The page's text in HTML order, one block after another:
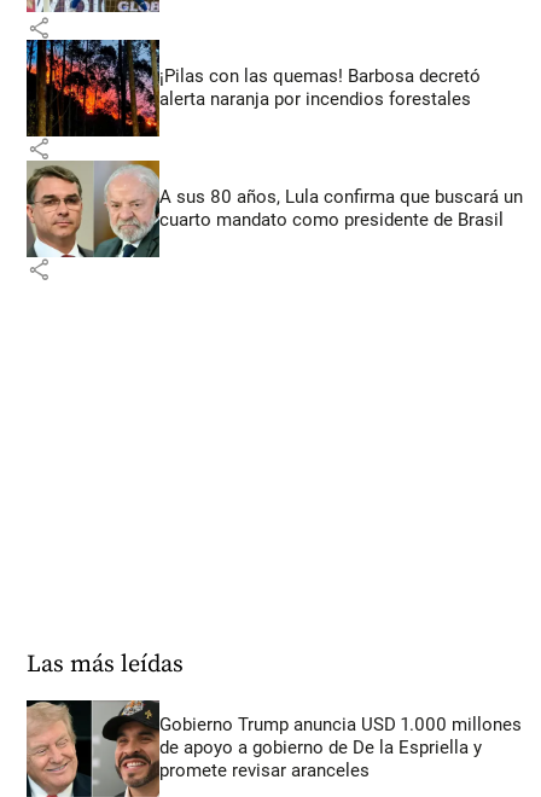
share
¡Pilas con las quemas! Barbosa decretó
alerta naranja por incendios forestales
share
A sus 80 años, Lula confirma que buscará un
cuarto mandato como presidente de Brasil
share
Las más leídas
Gobierno Trump anuncia USD 1.000 millones
de apoyo a gobierno de De la Espriella y
promete revisar aranceles